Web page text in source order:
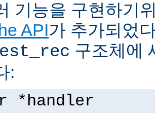
기능을 구현하기
API가 추가되었
구조체에
:
*handler